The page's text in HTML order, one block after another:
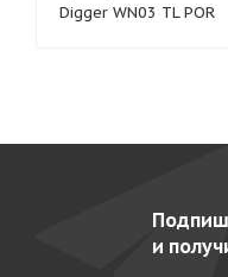
Digger WN03 TL POR
и